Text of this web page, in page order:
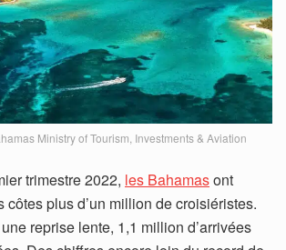
Ministry of Tourism, Investments & Aviation
trimestre 2022, les Bahamasont
plus d’un million de croisiéristes.
reprise lente, 1,1 million d’arrivées